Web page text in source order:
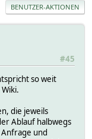
BENUTZER-AKTIONEN
#45
so weit
die jeweils
Ablauf halbwegs
und